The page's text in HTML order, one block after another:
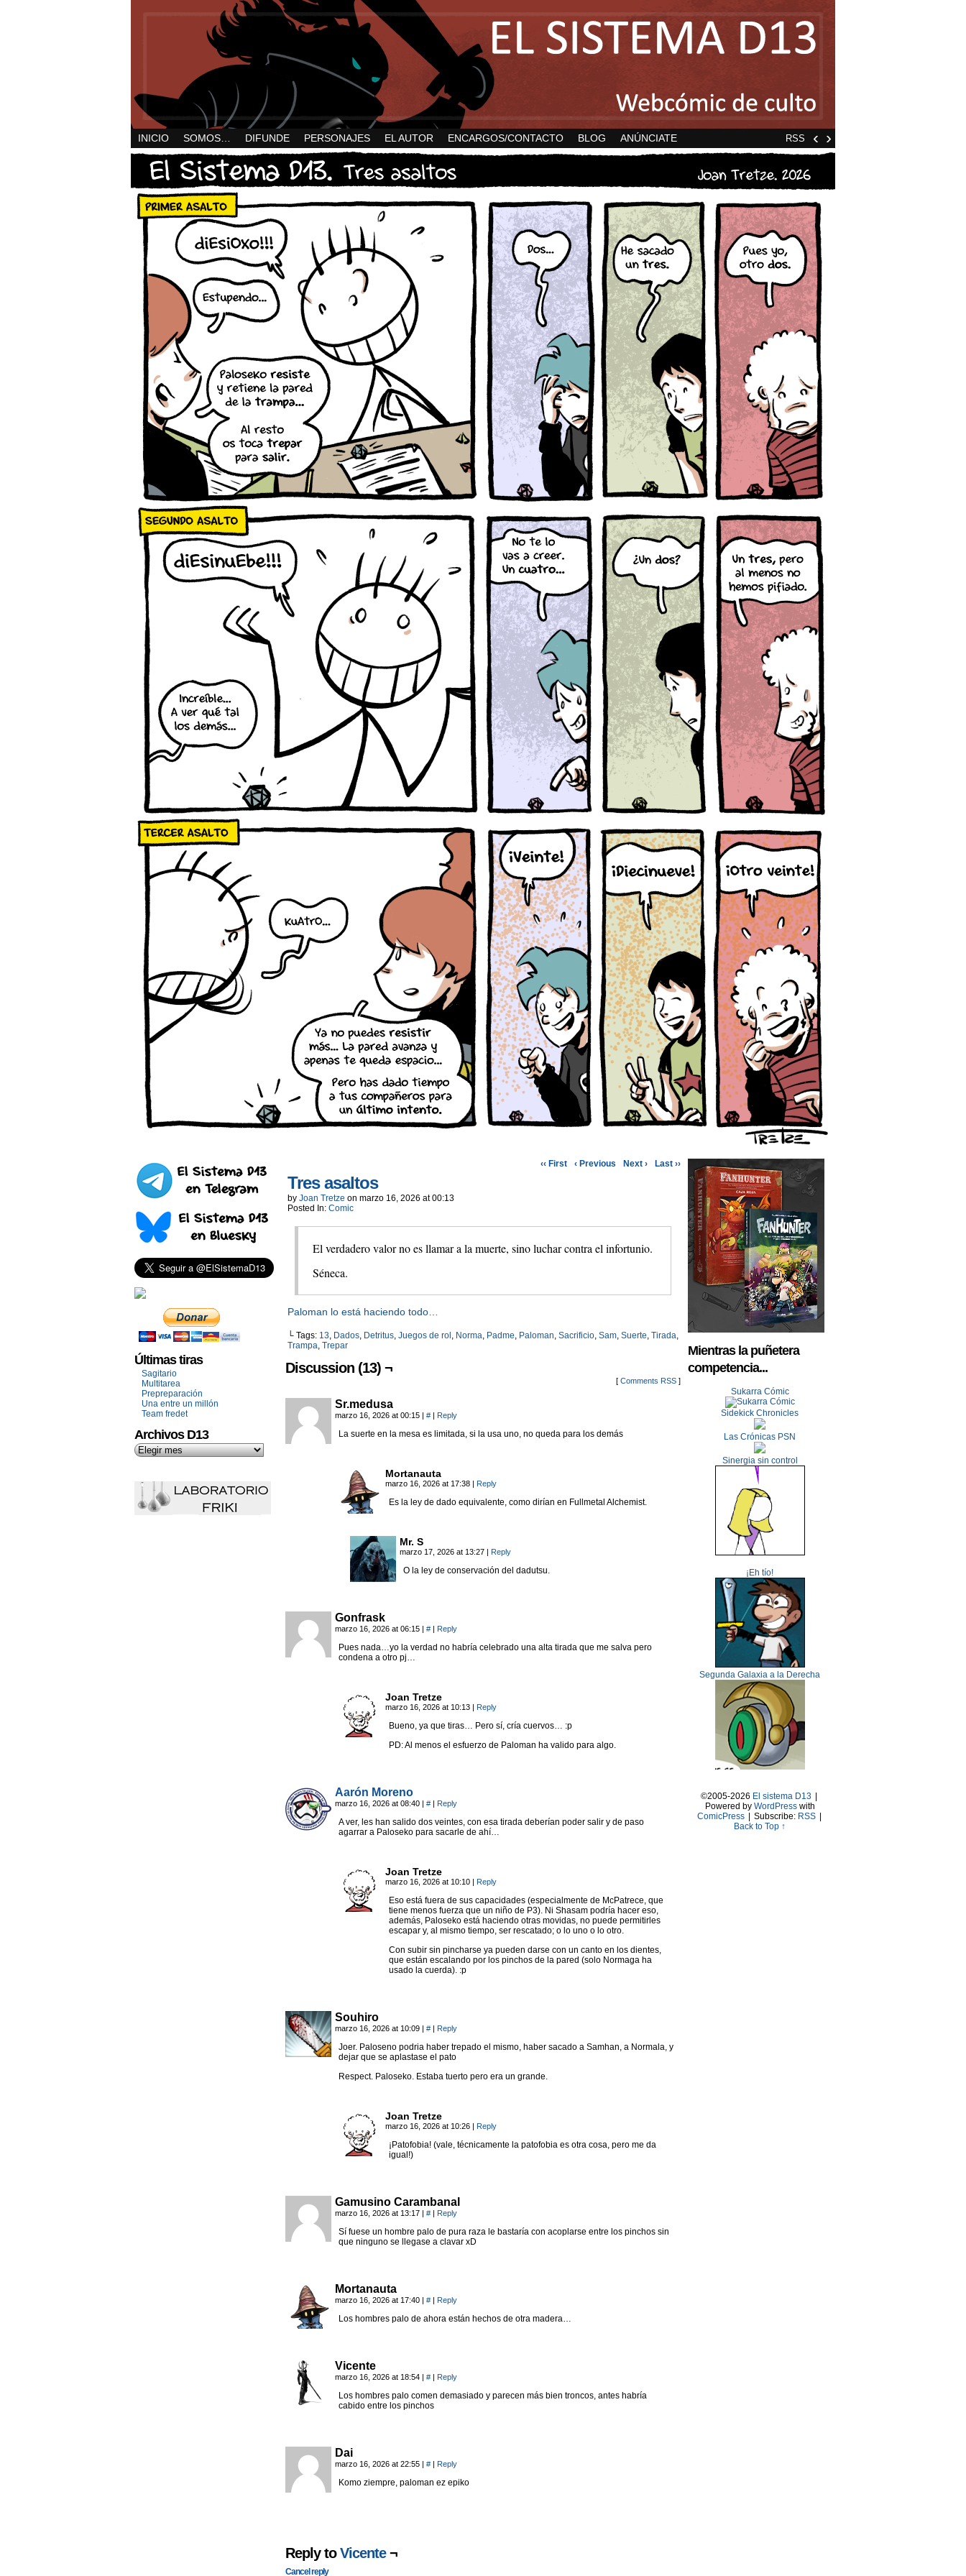
RSS ‹ ›
INICIO SOMOS… DIFUNDE PERSONAJES EL AUTOR ENCARGOS/CONTACTO BLOG ANÚNCIATE
Últimas tiras
Sagitario
Multitarea
Prepreparación
Una entre un millón
Team fredet
Archivos D13
‹‹ First ‹ Previous Next › Last ››
Tres asaltos
by Joan Tretze on marzo 16, 2026 at00:13
Posted In: Comic
El verdadero valor no es llamar a la muerte, sino luchar contra el infortunio.
Séneca.
Paloman lo está haciendo todo…
└ Tags: 13, Dados, Detritus, Juegos de rol , Norma, Padme, Paloman, Sacrificio, Sam, Suerte, Tirada,
Trampa, Trepar
Discussion (13) ¬
[ Comments RSS ]
Sr.medusa
marzo 16, 2026 at 00:15 | # | Reply
La suerte en la mesa es limitada, si la usa uno, no queda para los demás
Mortanauta
marzo 16, 2026 at 17:38 | Reply
Es la ley de dado equivalente, como dirían en Fullmetal Alchemist.
Mr. S
marzo 17, 2026 at 13:27 | Reply
O la ley de conservación del dadutsu.
Gonfrask
marzo 16, 2026 at 06:15 | # | Reply
Pues nada…yo la verdad no habría celebrado una alta tirada que me salva pero
condena a otro pj…
Joan Tretze
marzo 16, 2026 at 10:13 | Reply
Bueno, ya que tiras… Pero sí, cría cuervos… :p
PD: Al menos el esfuerzo de Paloman ha valido para algo.
Aarón Moreno
marzo 16, 2026 at 08:40 | # | Reply
A ver, les han salido dos veintes, con esa tirada deberían poder salir y de paso
agarrar a Paloseko para sacarle de ahí…
Joan Tretze
marzo 16, 2026 at 10:10 | Reply
Eso está fuera de sus capacidades (especialmente de McPatrece, que
tiene menos fuerza que un niño de P3). Ni Shasam podría hacer eso,
además, Paloseko está haciendo otras movidas, no puede permitirles
escapar y, al mismo tiempo, ser rescatado; o lo uno o lo otro.
Con subir sin pincharse ya pueden darse con un canto en los dientes,
que están escalando por los pinchos de la pared (solo Normaga ha
usado la cuerda). :p
Souhiro
marzo 16, 2026 at 10:09 | # | Reply
Joer. Paloseno podria haber trepado el mismo, haber sacado a Samhan, a Normala, y
dejar que se aplastase el pato
Respect. Paloseko. Estaba tuerto pero era un grande.
Joan Tretze
marzo 16, 2026 at 10:26 | Reply
¡Patofobia! (vale, técnicamente la patofobia es otra cosa, pero me da
igual!)
Gamusino Carambanal
marzo 16, 2026 at 13:17 | # | Reply
Sí fuese un hombre palo de pura raza le bastaría con acoplarse entre los pinchos sin
que ninguno se llegase a clavar xD
Mortanauta
marzo 16, 2026 at 17:40 | # | Reply
Los hombres palo de ahora están hechos de otra madera…
Vicente
marzo 16, 2026 at 18:54 | # | Reply
Los hombres palo comen demasiado y parecen más bien troncos, antes habría
cabido entre los pinchos
Dai
marzo 16, 2026 at 22:55 | # | Reply
Komo ziempre, paloman ez epiko
Reply toVicente¬
Cancel reply
Mientras la puñetera
competencia...
Sukarra Cómic
Sidekick Chronicles
Las Crónicas PSN
Sinergia sin control
¡Eh tío!
Segunda Galaxia a la Derecha
©2005-2026 El sistema D13
Powered by WordPresswith
ComicPress
Subscribe: RSS
Back to Top ↑